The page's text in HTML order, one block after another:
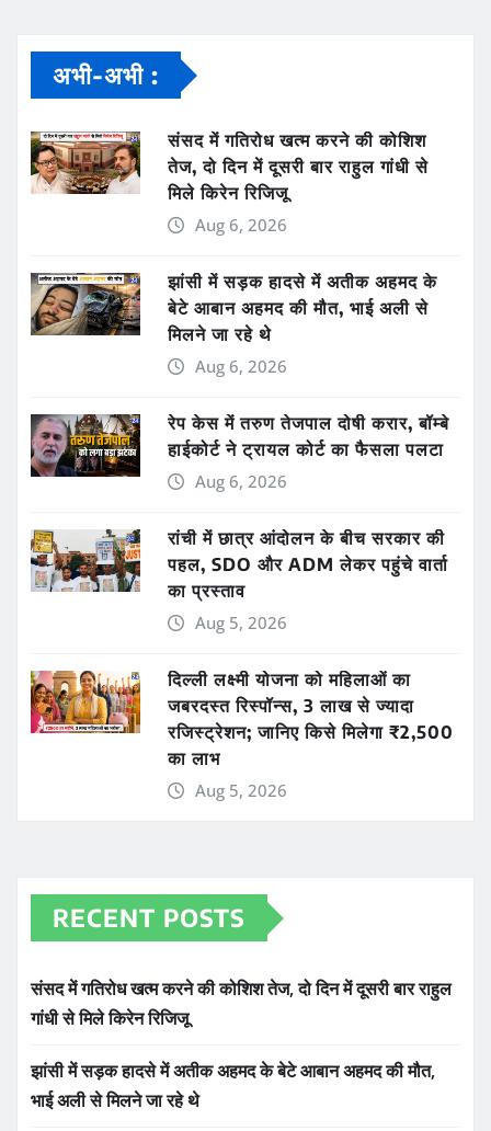
अभी-अभी :
संसद में गतिरोध खत्म करने की कोशिश
तेज, दो दिन में दूसरी बार राहुल गांधी से
मिले किरेन रिजिजू
Aug 6, 2026
झांसी में सड़क हादसे में अतीक अहमद के
बेटे आबान अहमद की मौत, भाई अली से
मिलने जा रहे थे
Aug 6, 2026
रेप केस में तरुण तेजपाल दोषी करार, बॉम्बे
हाईकोर्ट ने ट्रायल कोर्ट का फैसला पलटा
Aug 6, 2026
रांची में छात्र आंदोलन के बीच सरकार की
पहल, SDO और ADM लेकर पहुंचे वार्ता
का प्रस्ताव
Aug 5, 2026
दिल्ली लक्ष्मी योजना को महिलाओं का
जबरदस्त रिस्पॉन्स, 3 लाख से ज्यादा
रजिस्ट्रेशन; जानिए किसे मिलेगा ₹2,500
का लाभ
Aug 5, 2026
RECENT POSTS
संसद में गतिरोध खत्म करने की कोशिश तेज, दो दिन में दूसरी बार राहुल
गांधी से मिले किरेन रिजिजू
झांसी में सड़क हादसे में अतीक अहमद के बेटे आबान अहमद की मौत,
भाई अली से मिलने जा रहे थे